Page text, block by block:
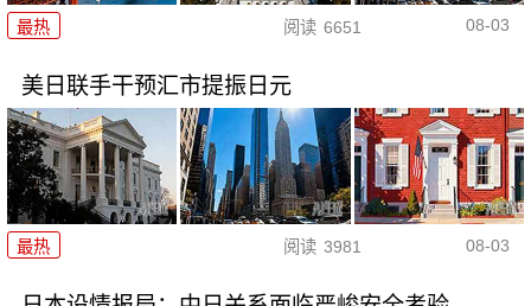
最热 阅读 6651 08-03
美日联手干预汇市提振日元
最热 阅读 3981 08-03